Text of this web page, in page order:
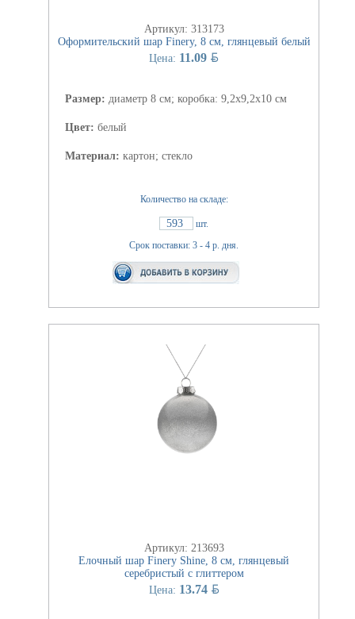
Артикул: 313173
Оформительский шар Finery, 8 см, глянцевый белый
Цена: 11.09 BYN
Размер: диаметр 8 см; коробка: 9,2х9,2х10 см
Цвет: белый
Материал: картон; стекло
Количество на складе:
593
шт.
Срок поставки: 3 - 4 р. дня.
Артикул: 213693
Елочный шар Finery Shine, 8 см, глянцевый
серебристый с глиттером
Цена: 13.74 BYN